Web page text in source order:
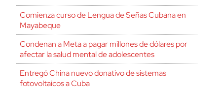
Comienza curso de Lengua de Señas Cubana en
Mayabeque
Condenan a Meta a pagar millones de dólares por
afectar la salud mental de adolescentes
Entregó China nuevo donativo de sistemas
fotovoltaicos a Cuba